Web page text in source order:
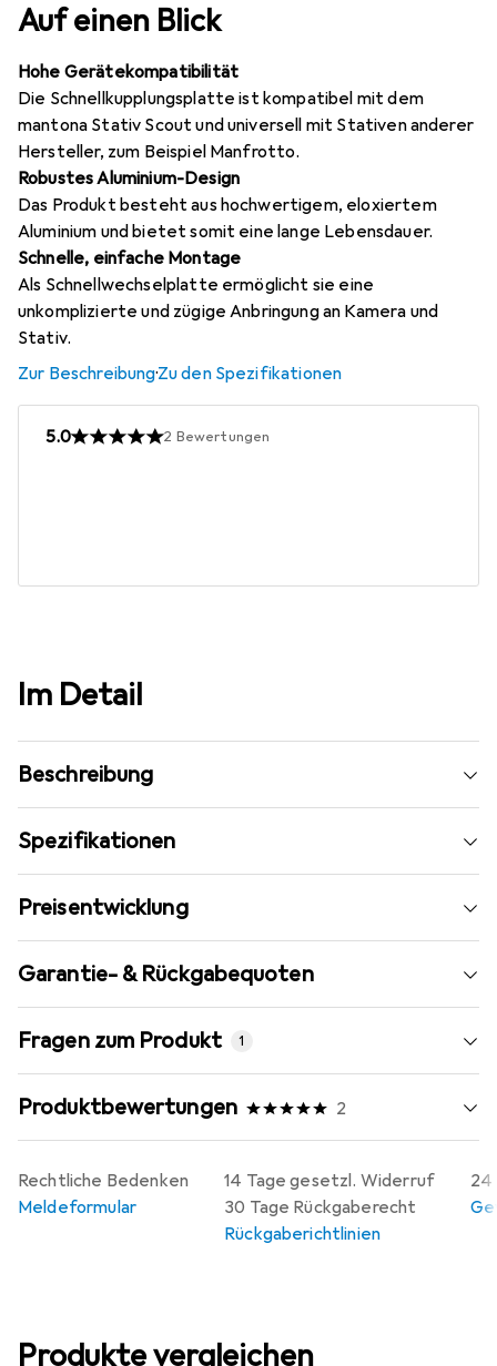
Auf einen Blick
Hohe Gerätekompatibilität
Die Schnellkupplungsplatte ist kompatibel mit dem
mantona Stativ Scout und universell mit Stativen anderer
Hersteller, zum Beispiel Manfrotto.
Robustes Aluminium-Design
Das Produkt besteht aus hochwertigem, eloxiertem
Aluminium und bietet somit eine lange Lebensdauer.
Schnelle, einfache Montage
Als Schnellwechselplatte ermöglicht sie eine
unkomplizierte und zügige Anbringung an Kamera und
Stativ.
Zur Beschreibung·Zu den Spezifikationen
5.0 2 Bewertungen
Im Detail
Beschreibung
Spezifikationen
Preisentwicklung
Garantie- & Rückgabequoten
Fragen zum Produkt 1
Produktbewertungen 2
14 Tage gesetzl. Widerruf
30 Tage Rückgaberecht
Rückgaberichtlinien
24
Rechtliche Bedenken
Meldeformular
Produkte vergleichen